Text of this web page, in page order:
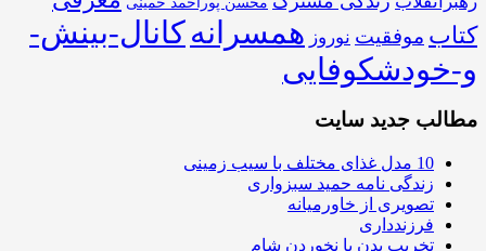
کتاب موفقیت نوروز همسرانهکانال-بینش-
و-خودشکوفایی
مطالب جدید سایت
10 مدل غذای مختلف با سیب زمینی
زندگی نامه حمید سبزواری
تصویری از خاورمیانه
فرزندداری
تخریب بدن با نخوردن شام